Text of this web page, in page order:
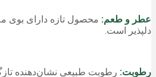
عطر و طعم: محصول تازه دارای بوی
دلپذیر است.
رطوبت: رطوبت طبیعی نشان‌دهنده